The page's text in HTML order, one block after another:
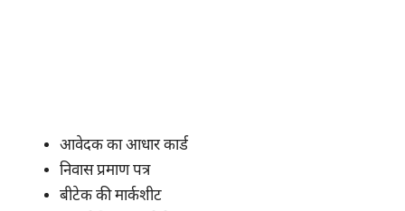
आवेदक का आधार कार्ड
निवास प्रमाण पत्र
बीटेक की मार्कशीट